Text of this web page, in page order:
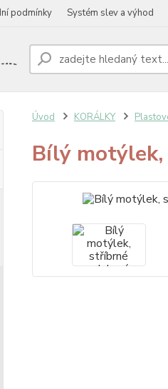
podmínky Systém slev a výhod
Úvod KORÁLKY
Bílý